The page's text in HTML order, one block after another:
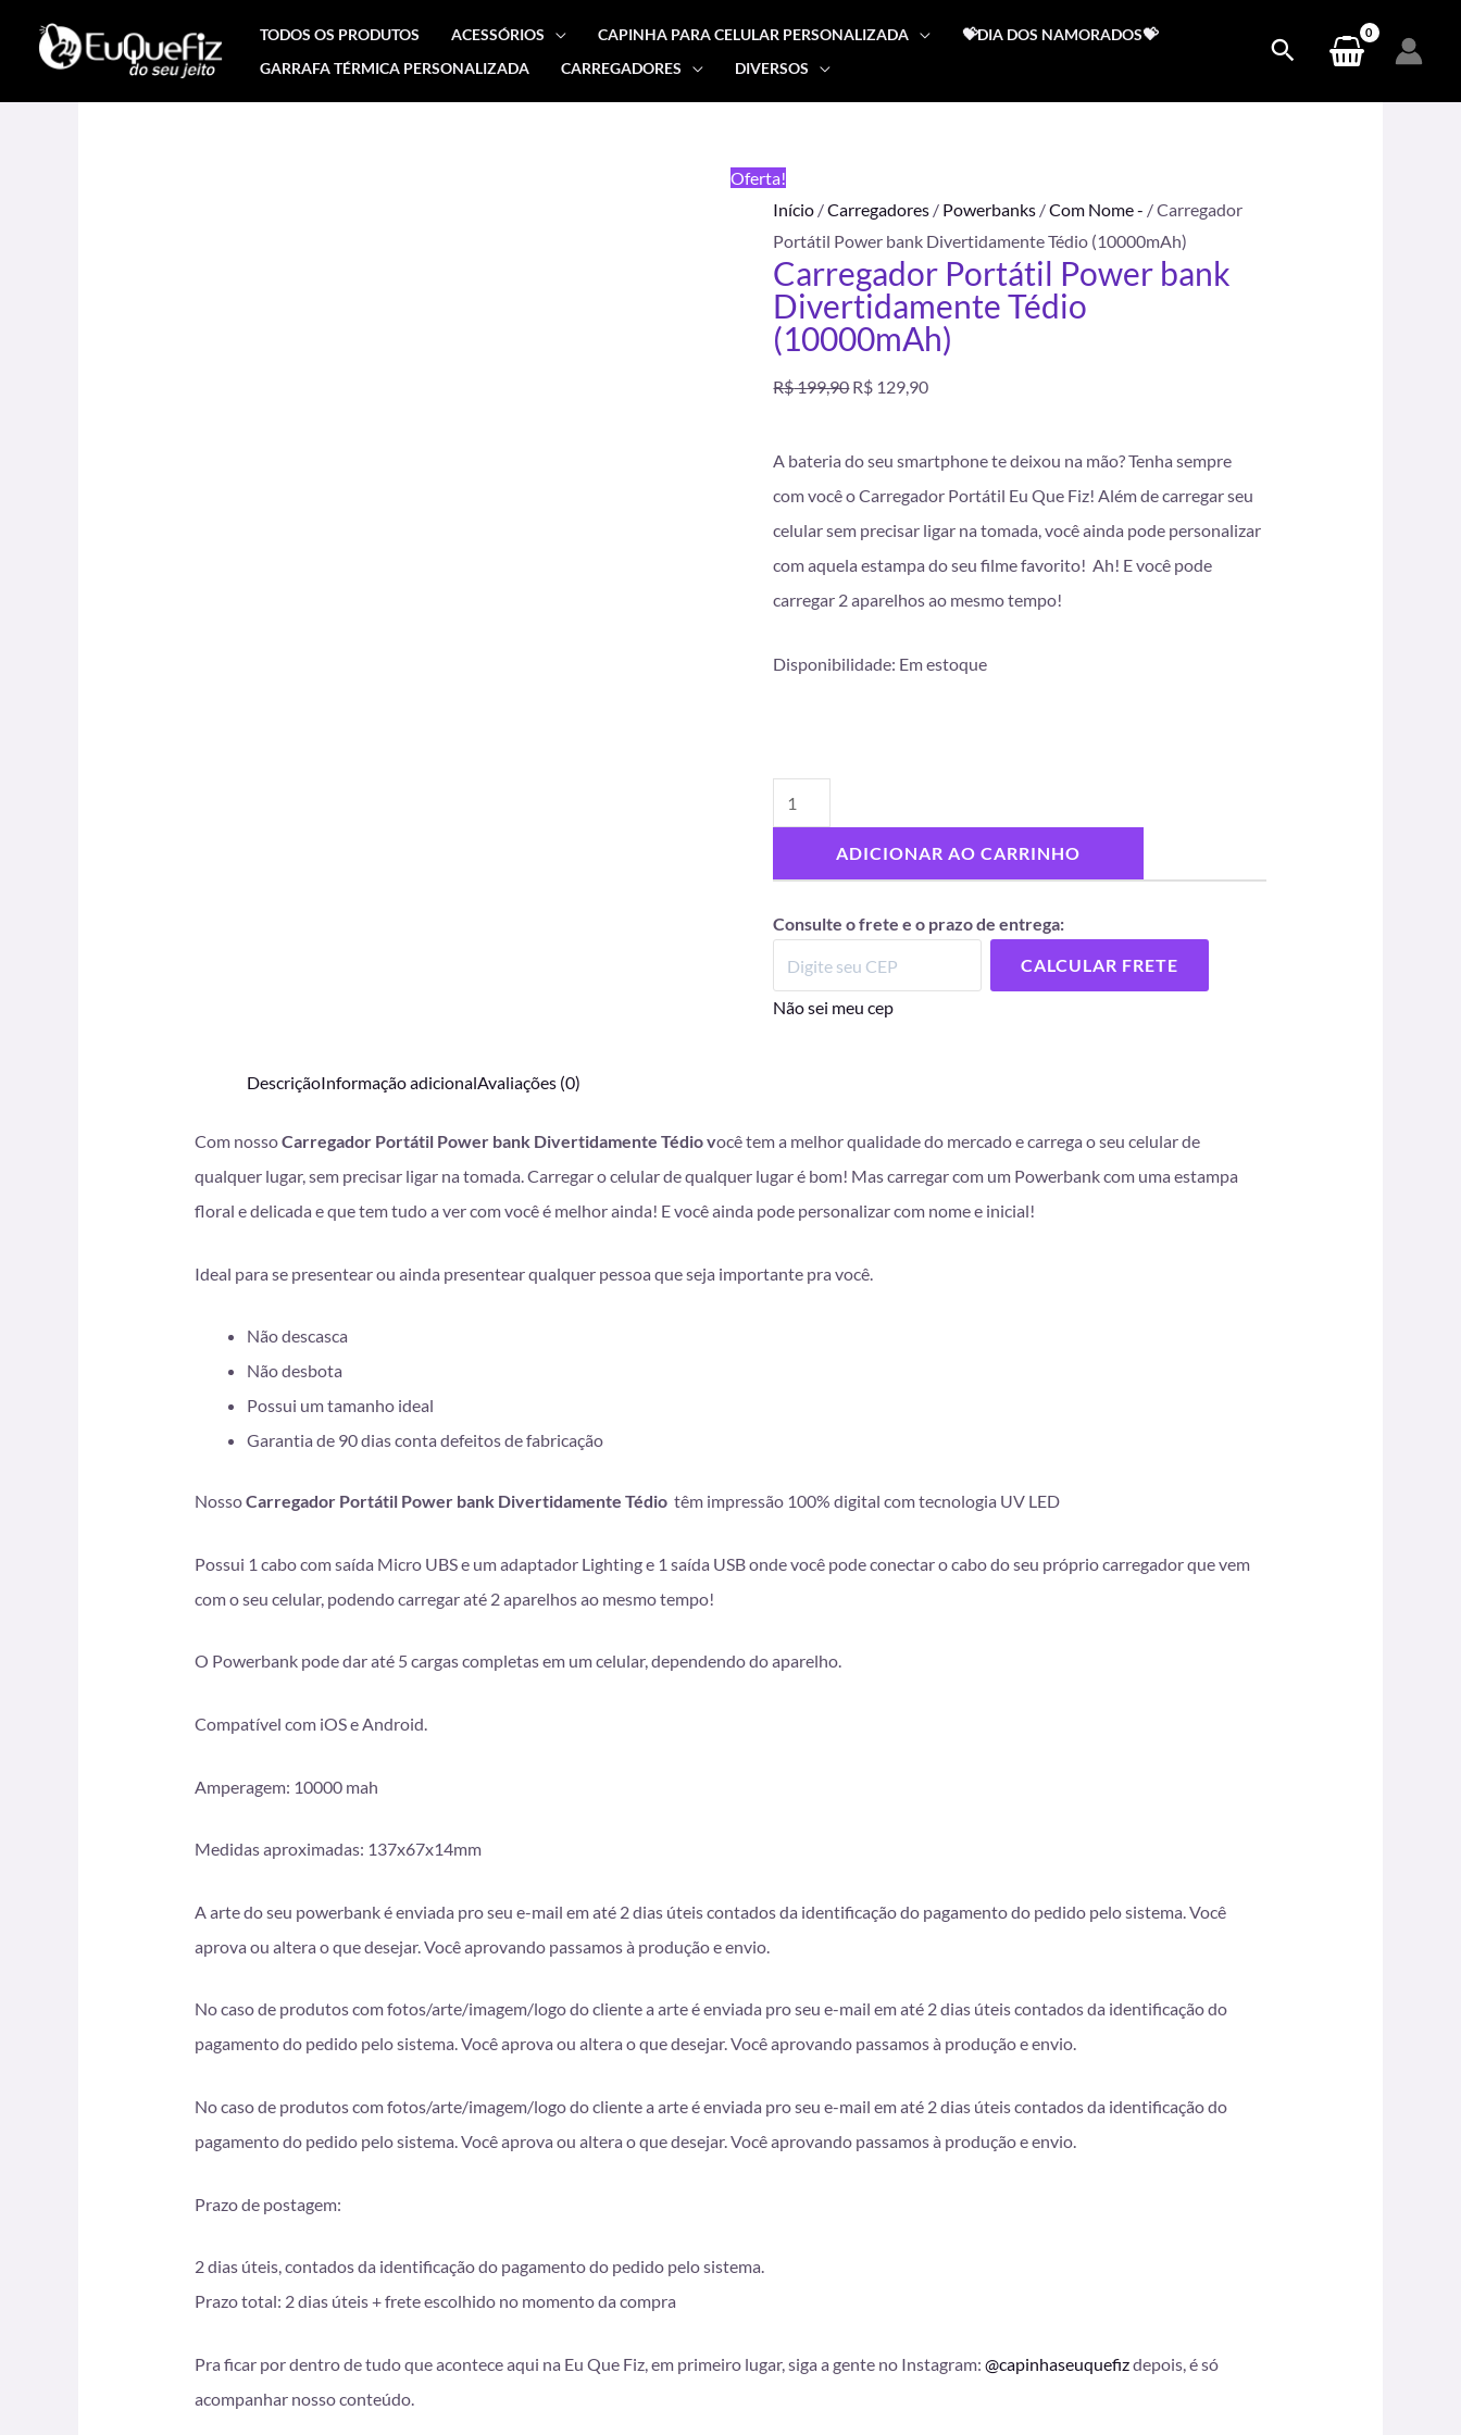
conteúdo
TODOS OS PRODUTOS ACESSÓRIOS CAPINHA PARA CELULAR PERSONALIZADA
💝DIA DOS NAMORADOS💝
GARRAFA TÉRMICA PERSONALIZADA
CARREGADORES DIVERSOS
Oferta!
Início /Carregadores / Powerbanks /Com Nome - / Carregador
Portátil Power bank Divertidamente Tédio (10000mAh)
Carregador Portátil Power bank
Divertidamente Tédio
(10000mAh)
R$199,90
era:
R$ 199,90.
R$ 129,90
é:
R$ 129,90.
A bateria do seu smartphone te deixou na mão? Tenha sempre
com você o Carregador Portátil Eu Que Fiz! Além de carregar seu
celular sem precisar ligar na tomada, você ainda pode personalizar
com aquela estampa do seu filme favorito! Ah! E você pode
carregar 2 aparelhos ao mesmo tempo!
Disponibilidade: Em estoque
bank
Divertidamente
Tédio
(10000mAh)
quantidade
ADICIONAR AO CARRINHO
Consulte o frete e o prazo de entrega:
CALCULAR FRETE
Não sei meu cep
DescriçãoInformação adicionalAvaliações (0)
Com nossoCarregador Portátil Power bank Divertidamente Tédio você tem a melhor qualidade do mercado e carrega o seu celular de
qualquer lugar, sem precisar ligar na tomada. Carregar o celular de qualquer lugar é bom! Mas carregar com um Powerbank com uma estampa
floral e delicada e que tem tudo a ver com você é melhor ainda! E você ainda pode personalizar com nome e inicial!
Ideal para se presentear ou ainda presentear qualquer pessoa que seja importante pra você.
Não descasca
Não desbota
Possui um tamanho ideal
Garantia de 90 dias conta defeitos de fabricação
NossoCarregador Portátil Power bank Divertidamente Tédio têm impressão 100% digital com tecnologia UV LED
Possui 1 cabo com saída Micro UBS e um adaptador Lighting e 1 saída USB onde você pode conectar o cabo do seu próprio carregador que vem
com o seu celular, podendo carregar até 2 aparelhos ao mesmo tempo!
O Powerbank pode dar até 5 cargas completas em um celular, dependendo do aparelho.
Compatível com iOS e Android.
Amperagem: 10000 mah
Medidas aproximadas: 137x67x14mm
A arte do seu powerbank é enviada pro seu e-mail em até 2 dias úteis contados da identificação do pagamento do pedido pelo sistema. Você
aprova ou altera o que desejar. Você aprovando passamos à produção e envio.
No caso de produtos com fotos/arte/imagem/logo do cliente a arte é enviada pro seu e-mail em até 2 dias úteis contados da identificação do
pagamento do pedido pelo sistema. Você aprova ou altera o que desejar. Você aprovando passamos à produção e envio.
No caso de produtos com fotos/arte/imagem/logo do cliente a arte é enviada pro seu e-mail em até 2 dias úteis contados da identificação do
pagamento do pedido pelo sistema. Você aprova ou altera o que desejar. Você aprovando passamos à produção e envio.
Prazo de postagem:
2 dias úteis, contados da identificação do pagamento do pedido pelo sistema.
Prazo total: 2 dias úteis + frete escolhido no momento da compra
Pra ficar por dentro de tudo que acontece aqui na Eu Que Fiz, em primeiro lugar, siga a gente no Instagram: @capinhaseuquefizdepois, é só
acompanhar nosso conteúdo.